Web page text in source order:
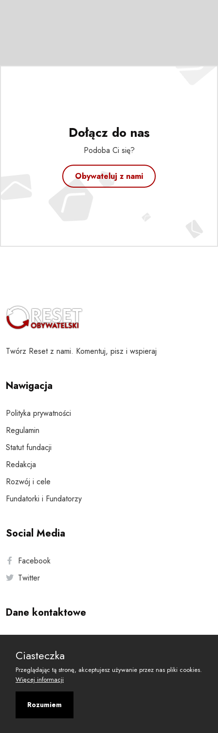
Dołącz do nas
Podoba Ci się?
Obywateluj z nami
Twórz Reset z nami. Komentuj, pisz i wspieraj
Nawigacja
Polityka prywatności
Regulamin
Statut fundacji
Redakcja
Rozwój i cele
Fundatorki i Fundatorzy
Social Media
Facebook
Twitter
Dane kontaktowe
reset@resetobywatelski.pl
Ciasteczka
Przeglądając tą stronę, akceptujesz używanie przez nas pliki cookies.
Więcej informacji
Rozumiem